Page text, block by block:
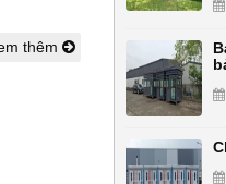
thêm